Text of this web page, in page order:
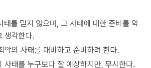
태를 믿지 않으며, 그 사태에 대한 준비를 악
생각한다.
악의 사태를 대비하고 준비하려 한다.
사태를 누구보다 잘 예상하지만, 무시한다.